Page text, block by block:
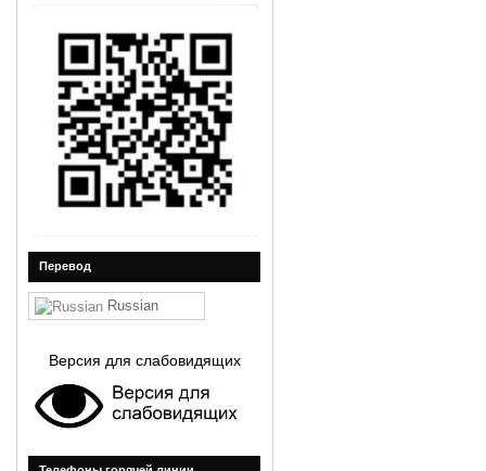
Перевод
Russian
Версия для слабовидящих